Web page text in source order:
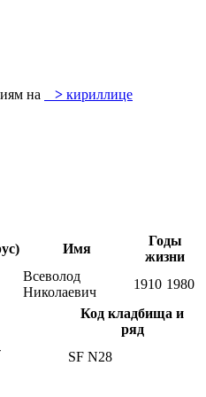
на
> кириллице
Имя
Годы
жизни
Всеволод
Николаевич
1910 1980
Код кладбища и
ряд
SF N28